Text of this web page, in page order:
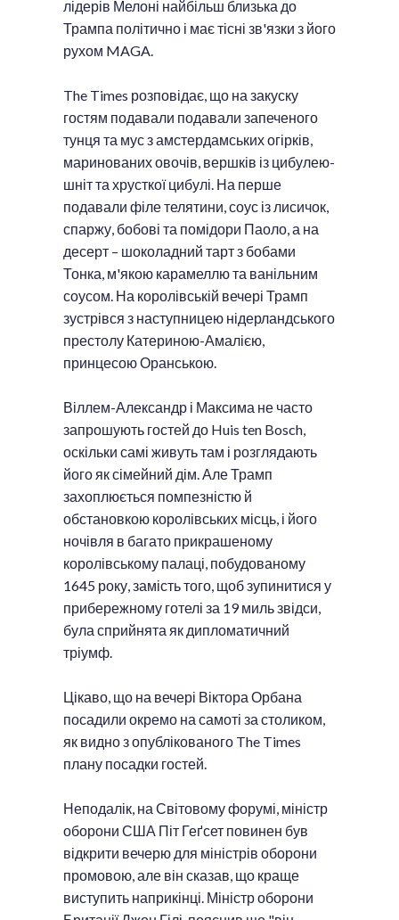
лідерів Мелоні найбільш близька до
Трампа політично і має тісні зв'язки з його
рухом MAGA.
The Times розповідає, що на закуску
гостям подавали подавали запеченого
тунця та мус з амстердамських огірків,
маринованих овочів, вершків із цибулею-
шніт та хрусткої цибулі. На перше
подавали філе телятини, соус із лисичок,
спаржу, бобові та помідори Паоло, а на
десерт – шоколадний тарт з бобами
Тонка, м'якою карамеллю та ванільним
соусом. На королівській вечері Трамп
зустрівся з наступницею нідерландського
престолу Катериною-Амалією,
принцесою Оранською.
Віллем-Александр і Максима не часто
запрошують гостей до Huis ten Bosch,
оскільки самі живуть там і розглядають
його як сімейний дім. Але Трамп
захоплюється помпезністю й
обстановкою королівських місць, і його
ночівля в багато прикрашеному
королівському палаці, побудованому
1645 року, замість того, щоб зупинитися у
прибережному готелі за 19 миль звідси,
була сприйнята як дипломатичний
тріумф.
Цікаво, що на вечері Віктора Орбана
посадили окремо на самоті за столиком,
як видно з опублікованого The Times
плану посадки гостей.
Неподалік, на Світовому форумі, міністр
оборони США Піт Геґсет повинен був
відкрити вечерю для міністрів оборони
промовою, але він сказав, що краще
виступить наприкінці. Міністр оборони